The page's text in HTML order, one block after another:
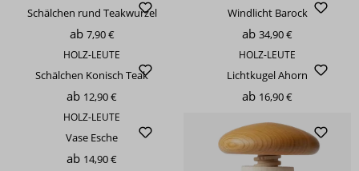
Schälchen rund Teakwurzel
ab 7,90 €
Windlicht Barock
ab 34,90 €
HOLZ-LEUTE
Schälchen Konisch Teak
ab 12,90 €
HOLZ-LEUTE
Lichtkugel Ahorn
ab 16,90 €
HOLZ-LEUTE
Vase Esche
ab 14,90 €